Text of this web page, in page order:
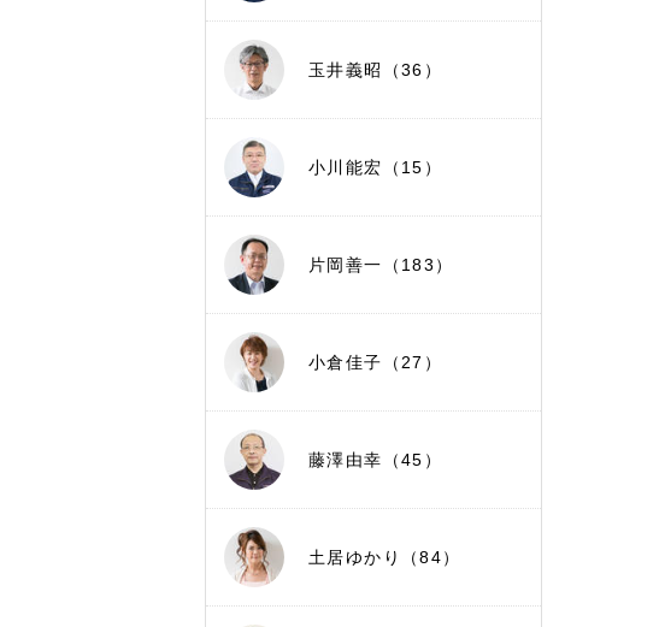
玉井義昭（36）
小川能宏（15）
片岡善一（183）
小倉佳子（27）
藤澤由幸（45）
土居ゆかり（84）